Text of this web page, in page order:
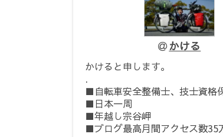
かける
かけると申します。
.
■自転車安全整備士、技士資格
■日本一周
■年越し宗谷岬
■ブログ最高月間アクセス数35